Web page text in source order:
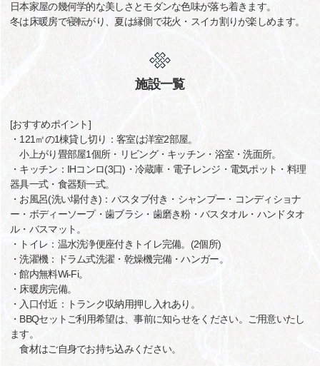
日本家屋の幾何学的な美しさとモダンな色味が落ち着きます。
冬は床暖房で寝転がり、夏は縁側で花火・スイカ割りが楽しめます。
施設一覧
[おすすめポイント]
・121㎡の1棟貸し切り：客室は洋室2部屋。
小上がり畳部屋1個所・リビング・キッチン・浴室・洗面所。
・キッチン：IHコンロ(3口)・冷蔵庫・電子レンジ・電気ポット・料理
器具一式・食器類一式。
・お風呂(洗い場付き)：バスタブ付き・シャンプー・コンディショナ
ー・ボディーソープ・歯ブラシ・歯磨き粉・バスタオル・ハンドタオ
ル・バスマット。
・トイレ：温水洗浄便座付きトイレ完備。(2個所)
・洗濯機：ドラム式洗濯・乾燥機完備・ハンガー。
・館内無料Wi-Fi。
・床暖房完備。
・入口付近：トランク収納用押し入れあり。
・BBQセットご利用希望は、事前に知らせをください。ご用意いたし
ます。
食材はご自身でお持ち込みください。